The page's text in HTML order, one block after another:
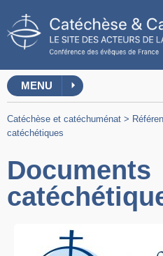
MENU
Catéchèse et catéchuménat >
catéchétiques
Documents